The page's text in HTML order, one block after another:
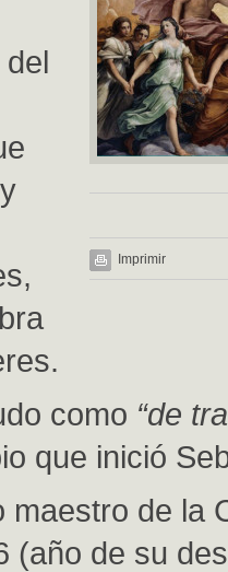
Imprimir
como “de
que inició
maestro de la
(año de su